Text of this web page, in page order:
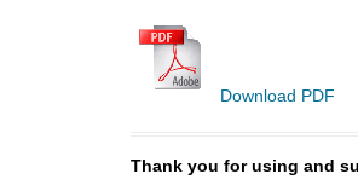
Download PDF
Thank you for using and